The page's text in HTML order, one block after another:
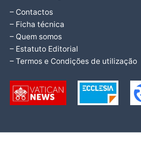
– Contactos
– Ficha técnica
– Quem somos
– Estatuto Editorial
– Termos e Condições de utilização